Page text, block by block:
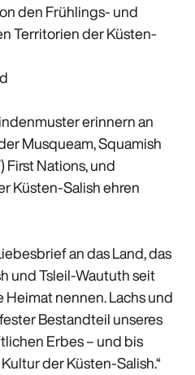
den Frühlings- und
Territorien der Küsten-
erinnern an
Musqueam, Squamish
First Nations, und
Küsten-Salish ehren
an das Land, das
und Tsleil-Waututh seit
nennen. Lachs und
Bestandteil unseres
Erbes – und bis
der Küsten-Salish.“